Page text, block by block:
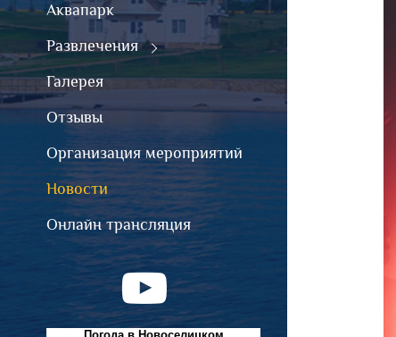
Аквапарк
Развлечения
Галерея
Отзывы
Организация мероприятий
Новости
Онлайн трансляция